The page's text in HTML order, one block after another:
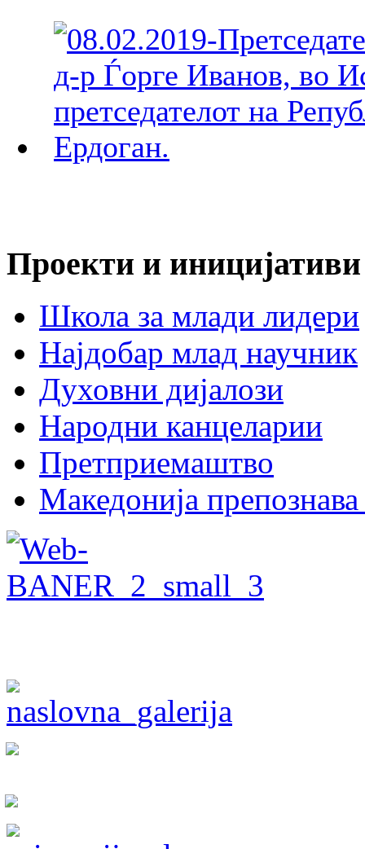
Проекти и иницијативи
Школа за млади лидери
Најдобар млад научник
Духовни дијалози
Народни канцеларии
Претприемаштво
Македонија